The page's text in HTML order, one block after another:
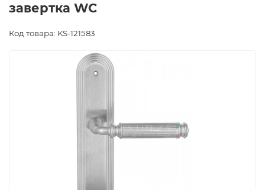
завертка WC
Код товара: KS-121583